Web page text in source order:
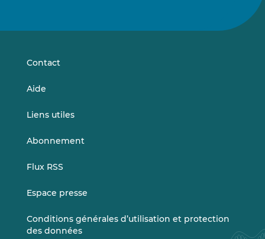
sursur
Contact
Aide
Liens utiles
Abonnement
Flux RSS
Espace presse
Conditions générales d’utilisation et protection
des données